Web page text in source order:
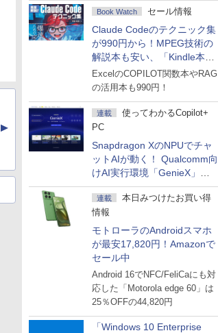
Book Watch セール情報
Claude Codeのテクニック集
が990円から！MPEG技術の
解説本も安い、「Kindle本サ
マーセール」第2弾開始！
ExcelのCOPILOT関数本やRAG
の活用本も990円！
連載
使ってわかるCopilot+
PC
Snapdragon XのNPUでチャ
ットAIが動く！ Qualcomm向
けAI実行環境「GenieX」を
試してみた
連載
本日みつけたお買い得
情報
モトローラのAndroidスマホ
が最安17,820円！Amazonで
セール中
Android 16でNFC/FeliCaにも対
応した「Motorola edge 60」は
25％OFFの44,820円
「Windows 10 Enterprise
▲